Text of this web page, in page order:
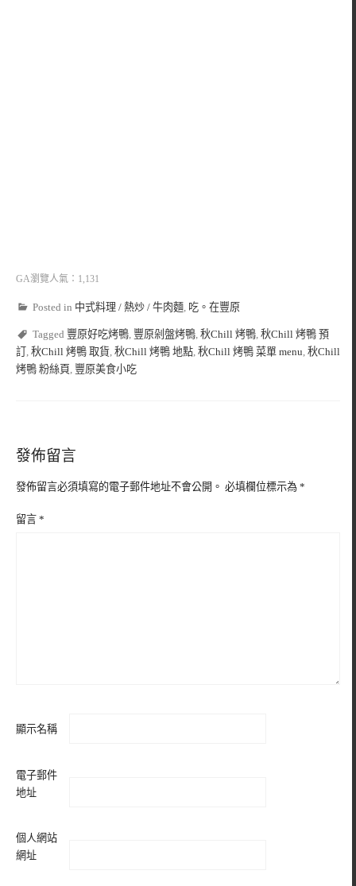
GA瀏覽人氣：1,131
Posted in 中式料理 / 熱炒 / 牛肉麵, 吃。在豐原
Tagged 豐原好吃烤鴨, 豐原剁盤烤鴨, 秋Chill 烤鴨, 秋Chill 烤鴨 預
訂 , 秋Chill 烤鴨 取貨, 秋Chill 烤鴨 地點, 秋Chill 烤鴨 菜單 menu, 秋Chill
烤鴨 粉絲頁 , 豐原美食小吃
發佈留言
發佈留言必須填寫的電子郵件地址不會公開。 必填欄位標示為 *
留言 *
顯示名稱
電子郵件
地址
個人網站
網址